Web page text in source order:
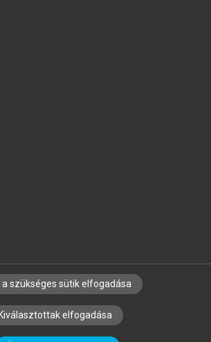
CÉGEKNEK KÖNYVTÁROSOKNAK
ÉS LEKTORÁLÁSI ALAPELVEK
a szükséges sütik elfogadása
Kiválasztottak elfogadása